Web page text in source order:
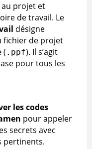
projet et
de travail. Le
désigne
fichier de projet
( .ppf). Il s’agit
pour tous les
les codes
pour appeler
secrets avec
pertinents.